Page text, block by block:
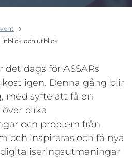
inblick och utblick
det dags för ASSARs
igen. Denna gång blir
med syfte att få en
olika
och problem från
och inspireras och få nya